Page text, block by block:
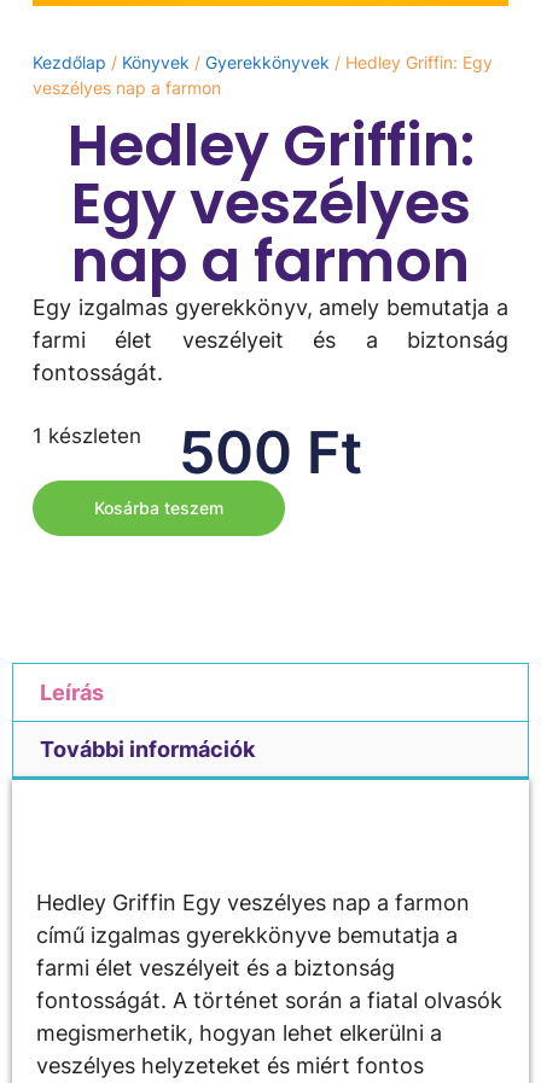
Kezdőlap / Könyvek / Gyerekkönyvek / Hedley Griffin: Egy
veszélyes nap a farmon
Hedley Griffin:
Egy veszélyes
nap a farmon
Egy izgalmas gyerekkönyv, amely bemutatja a
farmi élet veszélyeit és a biztonság
fontosságát.
500 Ft
1 készleten
Kosárba teszem
Leírás
További információk
Hedley Griffin Egy veszélyes nap a farmon
című izgalmas gyerekkönyve bemutatja a
farmi élet veszélyeit és a biztonság
fontosságát. A történet során a fiatal olvasók
megismerhetik, hogyan lehet elkerülni a
veszélyes helyzeteket és miért fontos